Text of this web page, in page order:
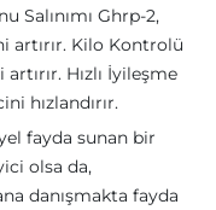
Salınımı Ghrp-2,
Kilo Kontrolü
Hızlı İyileşme
hızlandırır.
fayda sunan bir
olsa da,
danışmakta fayda